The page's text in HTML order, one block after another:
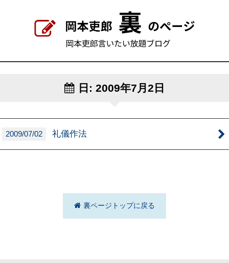
日: 2009年7月2日
2009/07/02 礼儀作法
裏ページトップに戻る